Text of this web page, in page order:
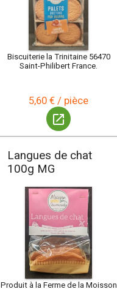
Biscuiterie la Trinitaine 56470
Saint-Philibert France.
5,60 € / pièce
launch
Langues de chat
100g MG
Produit à la Ferme de la Moisson